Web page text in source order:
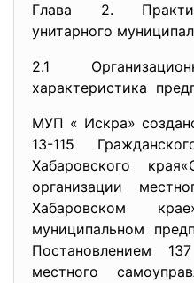
Глава 2.
унитарного
2.1
характеристика
МУП « Искра»
13-115
Хабаровского
организации
Хабаровском
муниципальном
Постановлением
местного